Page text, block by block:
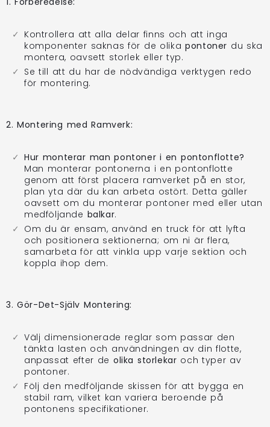
Kontrollera att alla delar finns och att inga
komponenter saknas för de olikapontoner du ska
montera, oavsett storlek eller typ.
Se till att du har de nödvändiga verktygen redo
för montering.
2. Montering med Ramverk:
Hur monterar man pontoner i en pontonflotte?
Man monterar pontonerna i en pontonflotte
genom att först placera ramverket på en stor,
plan yta där du kan arbeta ostört. Detta gäller
oavsett om du monterar pontoner med eller utan
medföljande balkar.
Om du är ensam, använd en truck för att lyfta
och positionera sektionerna; om ni är flera,
samarbeta för att vinkla upp varje sektion och
koppla ihop dem.
3. Gör-Det-Själv Montering:
Välj dimensionerade reglar som passar den
tänkta lasten och användningen av din flotte,
anpassat efter de olika storlekar och typer av
pontoner.
Följ den medföljande skissen för att bygga en
stabil ram, vilket kan variera beroende på
pontonens specifikationer.